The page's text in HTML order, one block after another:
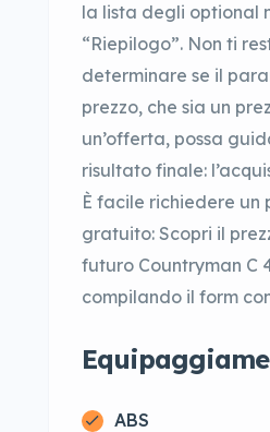
la lista degli optional
“Riepilogo”. Non ti
determinare se il
prezzo, che sia un
un’offerta, possa
risultato finale:
È facile richiedere un
gratuito: Scopri il
futuro Countryman C
compilando il form
ABS